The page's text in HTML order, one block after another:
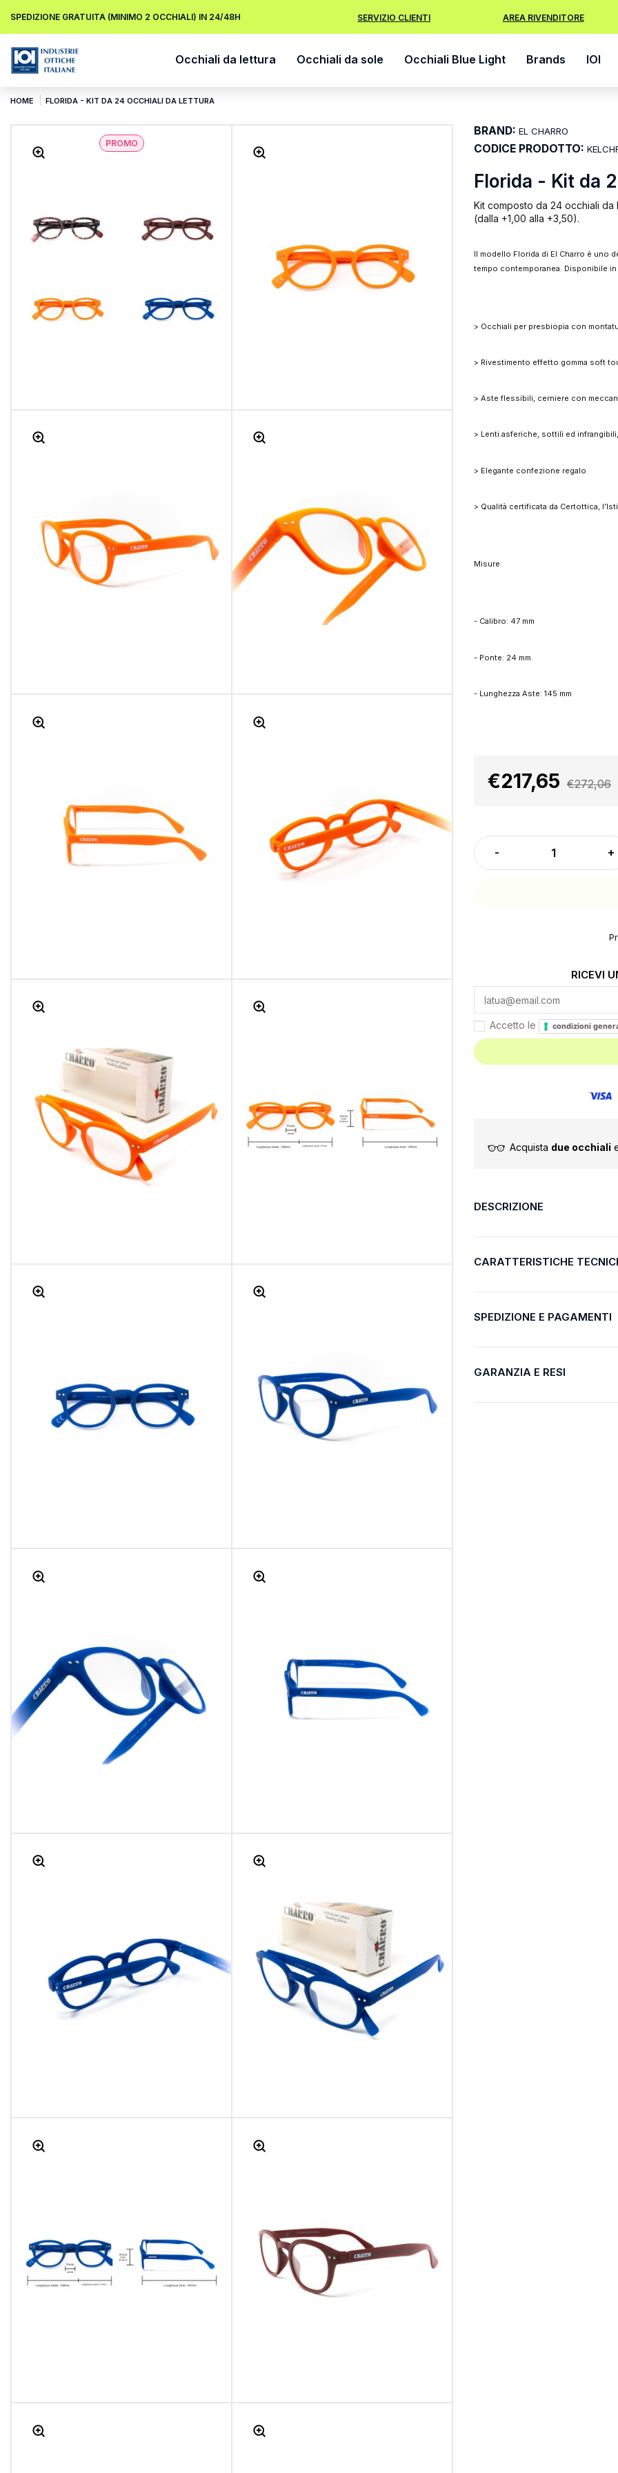
SPEDIZIONE GRATUITA (MINIMO 2 OCCHIALI) IN 24/48H SERVIZIO CLIENTI AREA RIVENDITORE
Occhiali da lettura Occhiali da sole Occhiali Blue Light Brands IOI
HOME FLORIDA - KIT DA 24 OCCHIALI DA LETTURA
PROMO
Florida - Kit da
Kit composto da 24 occhiali
(dalla +1,00 alla +3,50).
Il modello Florida di El Charro è uno
tempo contemporanea. Disponibile
> Occhiali per presbiopia con
> Rivestimento effetto gomma soft
> Aste flessibili, cerniere con
> Lenti asferiche, sottili ed
> Elegante confezione regalo
> Qualità certificata da Certottica,
Misure:
- Calibro: 47 mm
- Ponte: 24 mm
- Lunghezza Aste: 145 mm
BRAND: EL CHARRO
CODICE PRODOTTO:
€217,65 €272,06
RICEVI
Accetto le condizioni
Acquista due occhiali
DESCRIZIONE
CARATTERISTICHE
SPEDIZIONE E PAGAMENTI
GARANZIA E RESI